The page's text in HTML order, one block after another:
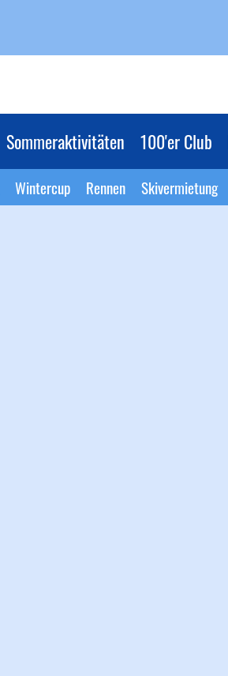
Sommeraktivitäten 100'er Club
Wintercup Rennen Skivermietung